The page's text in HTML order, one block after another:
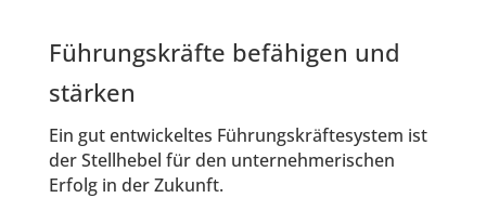
Führungskräfte befähigen und
stärken
Ein gut entwickeltes Führungskräftesystem ist
der Stellhebel für den unternehmerischen
Erfolg in der Zukunft.